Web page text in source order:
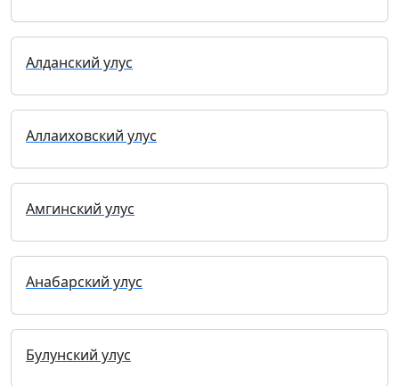
Алданский улус
Аллаиховский улус
Амгинский улус
Анабарский улус
Булунский улус